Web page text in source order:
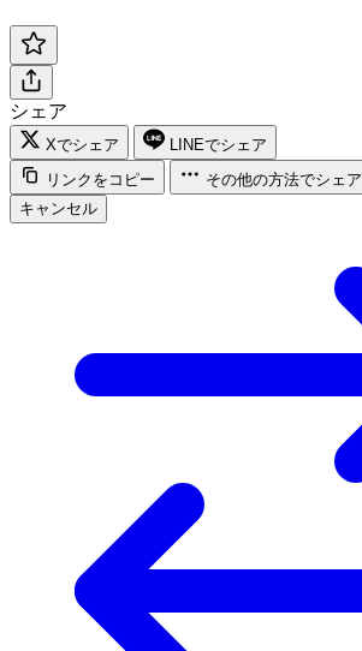
シェア
Xでシェア
LINEでシェア
リンクをコピー
その他の方法でシェア
キャンセル